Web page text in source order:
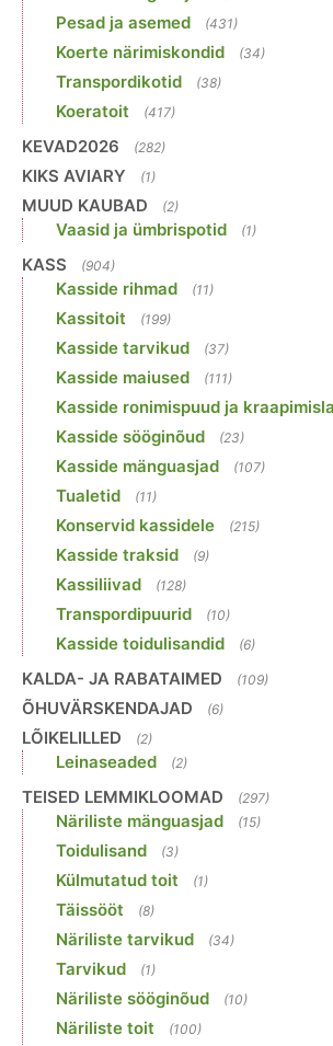
Pesad ja asemed (431)
Koerte närimiskondid (34)
Transpordikotid (38)
Koeratoit (417)
KEVAD2026 (282)
KIKS AVIARY (1)
MUUD KAUBAD (2)
Vaasid ja ümbrispotid (1)
KASS (904)
Kasside rihmad (11)
Kassitoit (199)
Kasside tarvikud (37)
Kasside maiused (111)
Kasside ronimispuud ja
Kasside sööginõud (23)
Kasside mänguasjad (107)
Tualetid (11)
Konservid kassidele (215)
Kasside traksid (9)
Kassiliivad (128)
Transpordipuurid (10)
Kasside toidulisandid (6)
KALDA- JA RABATAIMED (109)
ÕHUVÄRSKENDAJAD (6)
LÕIKELILLED (2)
Leinaseaded (2)
TEISED LEMMIKLOOMAD (297)
Näriliste mänguasjad (15)
Toidulisand (3)
Külmutatud toit (1)
Täissööt (8)
Näriliste tarvikud (34)
Tarvikud (1)
Näriliste sööginõud (10)
Näriliste toit (100)